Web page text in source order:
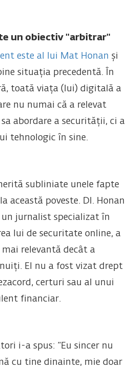
un obiectiv "arbitrar"
este al lui Mat Honan și
situația precedentă. În
toată viața (lui) digitală a
nu numai că a relevat
abordare a securității, ci a
tehnologic în sine.
subliniate unele fapte
această poveste. Dl. Honan
jurnalist specializat în
lui de securitate online, a
relevantă decât a
El nu a fost vizat drept
certuri sau al unui
financiar.
i-a spus: “Eu sincer nu
cu tine dinainte, mie doar